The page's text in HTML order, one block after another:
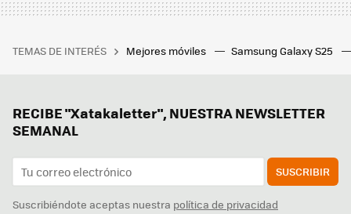
TEMAS DE INTERÉS Mejores móviles Samsung Galaxy S25
RECIBE "Xatakaletter", NUESTRA NEWSLETTER
SEMANAL
SUSCRIBIR
Suscribiéndote aceptas nuestra política de privacidad